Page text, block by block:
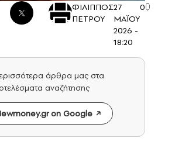
ΦΙΛΙΠΠΟΣ
ΠΕΤΡΟΥ
27
ΜΑΪΟΥ
2026 -
18:20
0
άρθρα μας στα
αναζήτησης
on Google